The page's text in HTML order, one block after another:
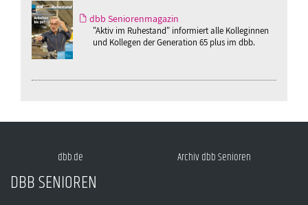
dbb Seniorenmagazin
"Aktiv im Ruhestand" informiert alle Kolleginnen
und Kollegen der Generation 65 plus im dbb.
dbb.de Archiv dbb Senioren
DBB SENIOREN